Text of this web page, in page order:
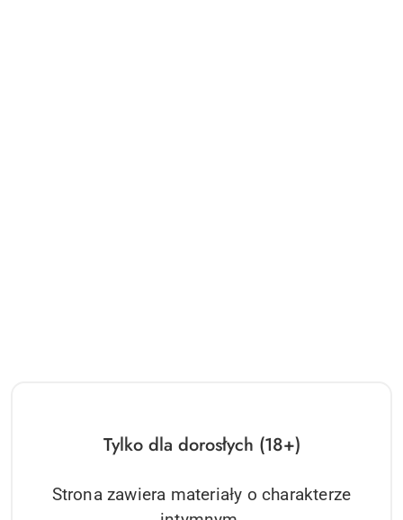
Tylko dla dorosłych (18+)
Strona zawiera materiały o charakterze